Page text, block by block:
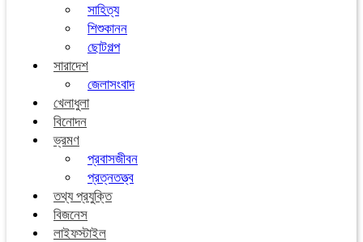
সাহিত্য
শিশুকানন
ছোটগল্প
সারাদেশ
জেলাসংবাদ
খেলাধুলা
বিনোদন
ভ্রমণ
প্রবাসজীবন
প্রত্নতত্ত্ব
তথ্য প্রযুক্তি
বিজনেস
লাইফস্টাইল